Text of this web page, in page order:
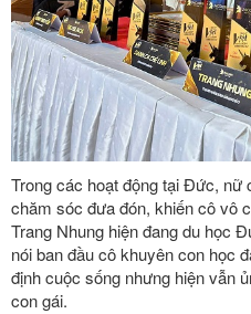
Trong các hoạt động tại Đức, nữ
chăm sóc đưa đón, khiến cô vô
Trang Nhung hiện đang du học
nói ban đầu cô khuyên con học
định cuộc sống nhưng hiện vẫn
con gái.